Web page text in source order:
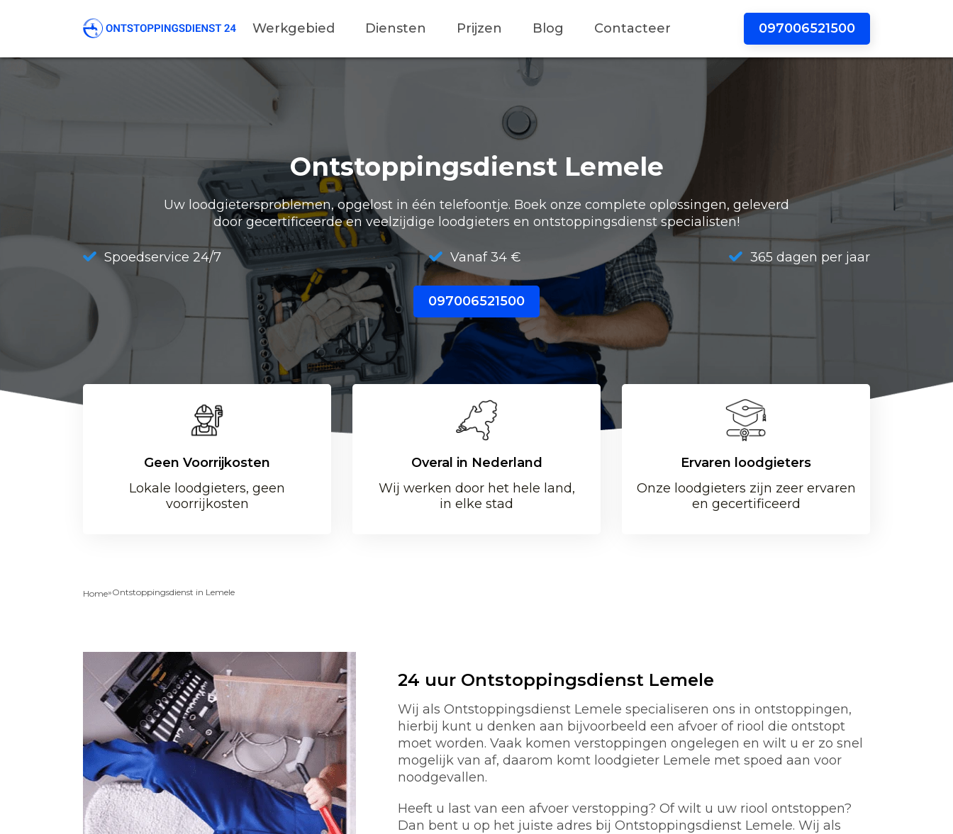
097006521500
Werkgebied Diensten Prijzen Blog Contacteer
Ontstoppingsdienst Lemele
Uw loodgietersproblemen, opgelost in één telefoontje. Boek onze complete oplossingen, geleverd
door gecertificeerde en veelzijdige loodgieters en ontstoppingsdienst specialisten!
Spoedservice 24/7 Vanaf 34 € 365 dagen per jaar
097006521500
Geen Voorrijkosten
Lokale loodgieters, geen
voorrijkosten
Overal in Nederland
Wij werken door het hele land,
in elke stad
Ervaren loodgieters
Onze loodgieters zijn zeer ervaren
en gecertificeerd
Home»Ontstoppingsdienst in Lemele
24 uur Ontstoppingsdienst Lemele
Wij als Ontstoppingsdienst Lemele specialiseren ons in ontstoppingen,
hierbij kunt u denken aan bijvoorbeeld een afvoer of riool die ontstopt
moet worden. Vaak komen verstoppingen ongelegen en wilt u er zo snel
mogelijk van af, daarom komt loodgieter Lemele met spoed aan voor
noodgevallen.
Heeft u last van een afvoer verstopping? Of wilt u uw riool ontstoppen?
Dan bent u op het juiste adres bij Ontstoppingsdienst Lemele. Wij als